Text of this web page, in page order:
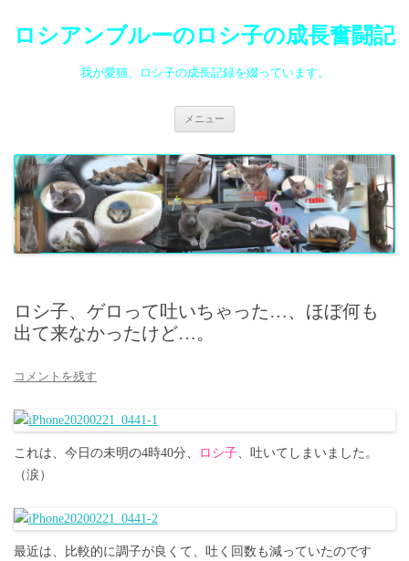
ロシアンブルーのロシ子の成長奮闘記
我が愛猫、ロシ子の成長記録を綴っています。
メニュー
ツ
へ
ス
キ
ッ
プ
ロシ子、ゲロって吐いちゃった…、ほぼ何も
出て来なかったけど…。
コメントを残す
これは、今日の未明の4時40分、 ロシ子 、吐いてしまいました。
（涙）
最近は、比較的に調子が良くて、吐く回数も減っていたのです